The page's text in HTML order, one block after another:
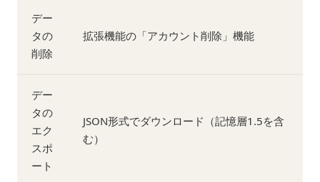
デー
タの
削除
拡張機能の「アカウント削除」機能
デー
タの
エク
スポ
ート
JSON形式でダウンロード（記憶層1.5を含
む）